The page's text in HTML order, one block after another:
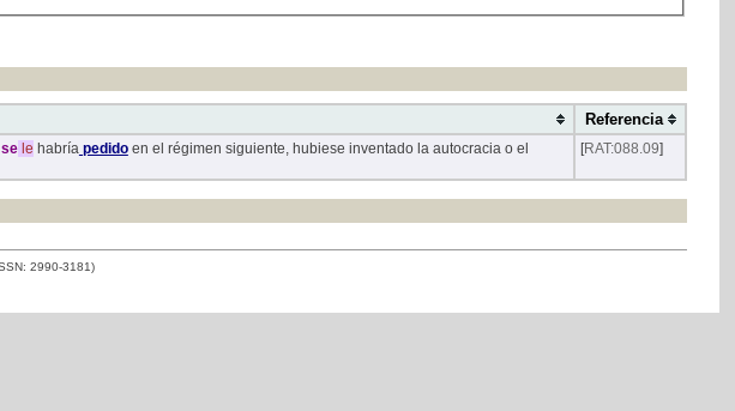
Referencia
sele habríapedidoen el régimen siguiente, hubiese inventado la autocracia o el
[RAT:088.09]
2990-3181)